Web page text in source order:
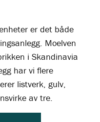
er det både
Moelven
i Skandinavia
har vi flere
listverk, gulv,
av tre.